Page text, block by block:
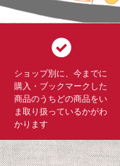
ショップ別に、今までに
購入・ブックマークした
商品のうちどの商品をい
ま取り扱っているかがわ
かります